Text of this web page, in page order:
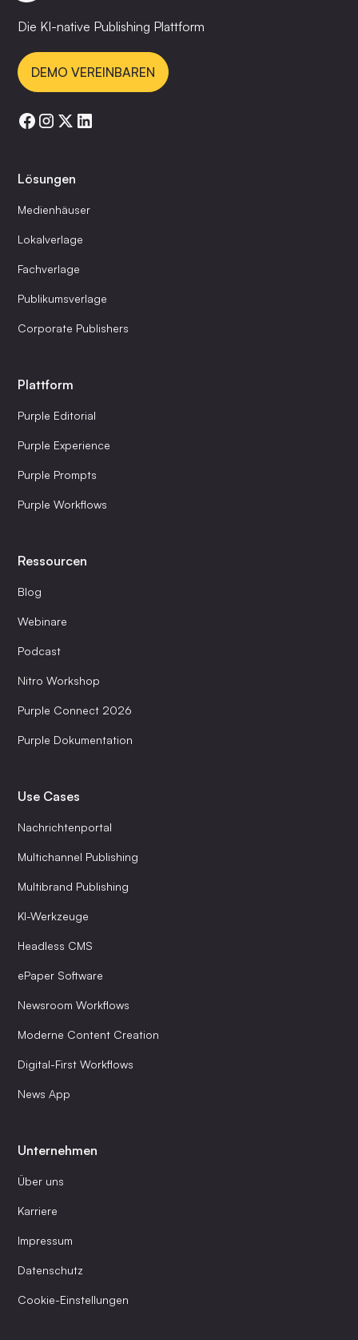
Die KI-native Publishing Plattform
DEMO VEREINBAREN
Lösungen
Medienhäuser
Lokalverlage
Fachverlage
Publikumsverlage
Corporate Publishers
Plattform
Purple Editorial
Purple Experience
Purple Prompts
Purple Workflows
Ressourcen
Blog
Webinare
Podcast
Nitro Workshop
Purple Connect 2026
Purple Dokumentation
Use Cases
Nachrichtenportal
Multichannel Publishing
Multibrand Publishing
KI-Werkzeuge
Headless CMS
ePaper Software
Newsroom Workflows
Moderne Content Creation
Digital-First Workflows
News App
Unternehmen
Über uns
Karriere
Impressum
Datenschutz
Cookie-Einstellungen